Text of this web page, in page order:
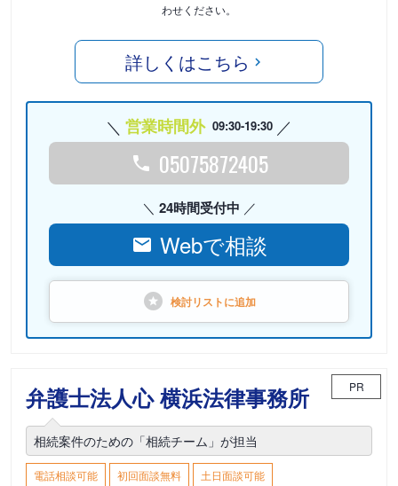
わせください。
詳しくはこちら
営業時間外 09:30-19:30
05075872405
24時間受付中
Webで相談
検討リストに追加
弁護士法人心 横浜法律事務所 PR
相続案件のための「相続チーム」が担当
電話相談可能 初回面談無料
土日面談可能